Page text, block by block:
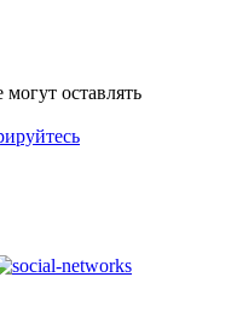
оставлять